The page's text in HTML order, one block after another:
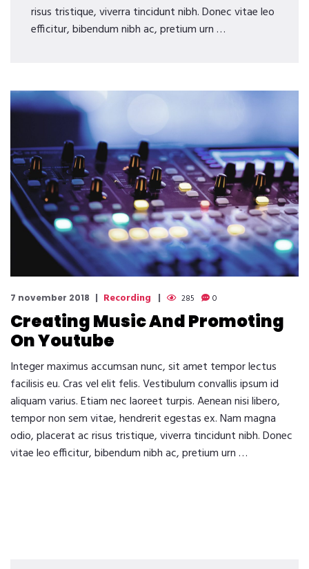
risus tristique, viverra tincidunt nibh. Donec vitae leo
efficitur, bibendum nibh ac, pretium urn …
7 november 2018 Recording 285 0
Creating Music And Promoting
On Youtube
Integer maximus accumsan nunc, sit amet tempor lectus
facilisis eu. Cras vel elit felis. Vestibulum convallis ipsum id
aliquam varius. Etiam nec laoreet turpis. Aenean nisi libero,
tempor non sem vitae, hendrerit egestas ex. Nam magna
odio, placerat ac risus tristique, viverra tincidunt nibh. Donec
vitae leo efficitur, bibendum nibh ac, pretium urn …